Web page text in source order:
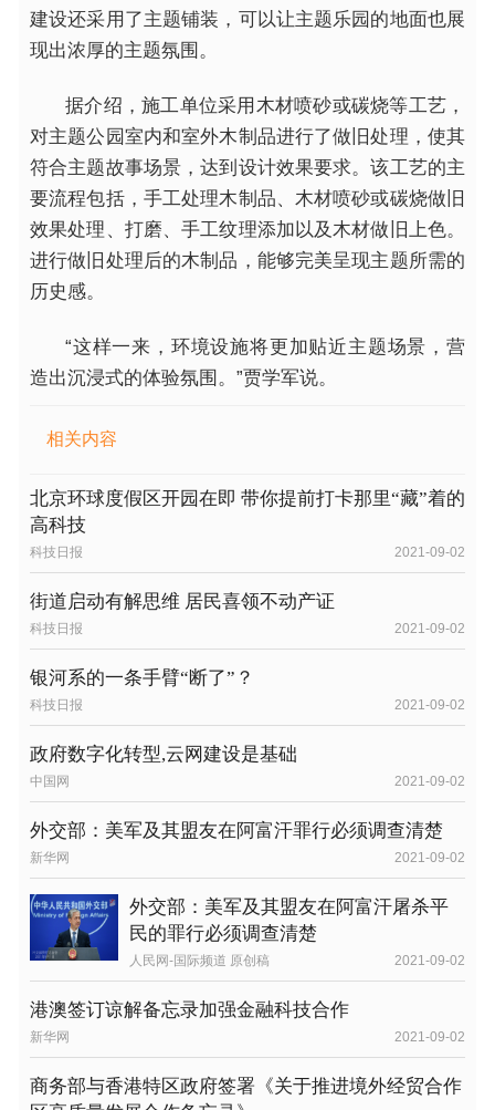
建设还采用了主题铺装，可以让主题乐园的地面也展
现出浓厚的主题氛围。
据介绍，施工单位采用木材喷砂或碳烧等工艺，
对主题公园室内和室外木制品进行了做旧处理，使其
符合主题故事场景，达到设计效果要求。该工艺的主
要流程包括，手工处理木制品、木材喷砂或碳烧做旧
效果处理、打磨、手工纹理添加以及木材做旧上色。
进行做旧处理后的木制品，能够完美呈现主题所需的
历史感。
“这样一来，环境设施将更加贴近主题场景，营
造出沉浸式的体验氛围。”贾学军说。
相关内容
北京环球度假区开园在即 带你提前打卡那里“藏”着的
高科技
科技日报 2021-09-02
街道启动有解思维 居民喜领不动产证
科技日报 2021-09-02
银河系的一条手臂“断了”？
科技日报 2021-09-02
政府数字化转型,云网建设是基础
中国网 2021-09-02
外交部：美军及其盟友在阿富汗罪行必须调查清楚
新华网 2021-09-02
外交部：美军及其盟友在阿富汗屠杀平
民的罪行必须调查清楚
人民网-国际频道 原创稿 2021-09-02
港澳签订谅解备忘录加强金融科技合作
新华网 2021-09-02
商务部与香港特区政府签署《关于推进境外经贸合作